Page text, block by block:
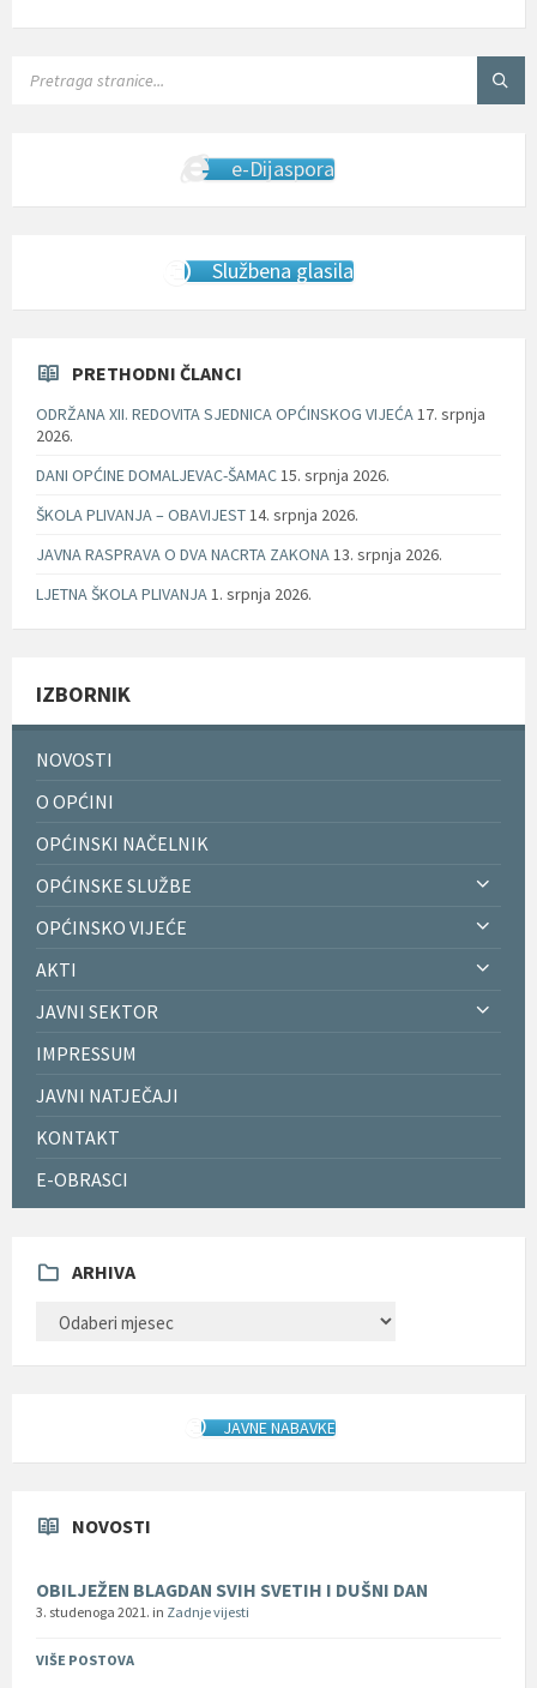
e-Dijaspora
Službena glasila
PRETHODNI ČLANCI
ODRŽANA XII. REDOVITA SJEDNICA OPĆINSKOG VIJEĆA17. srpnja
2026.
DANI OPĆINE DOMALJEVAC-ŠAMAC15. srpnja 2026.
ŠKOLA PLIVANJA – OBAVIJEST14. srpnja 2026.
JAVNA RASPRAVA O DVA NACRTA ZAKONA13. srpnja 2026.
LJETNA ŠKOLA PLIVANJA1. srpnja 2026.
IZBORNIK
NOVOSTI
O OPĆINI
OPĆINSKI NAČELNIK
OPĆINSKE SLUŽBE
OPĆINSKO VIJEĆE
AKTI
JAVNI SEKTOR
IMPRESSUM
JAVNI NATJEČAJI
KONTAKT
E-OBRASCI
ARHIVA
JAVNE NABAVKE
NOVOSTI
OBILJEŽEN BLAGDAN SVIH SVETIH I DUŠNI DAN
3. studenoga 2021. in Zadnje vijesti
VIŠE POSTOVA